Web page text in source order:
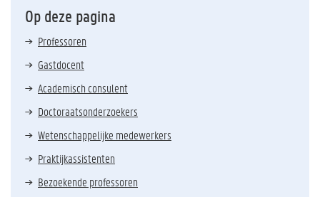
Op deze pagina
Professoren
Gastdocent
Academisch consulent
Doctoraatsonderzoekers
Wetenschappelijke medewerkers
Praktijkassistenten
Bezoekende professoren